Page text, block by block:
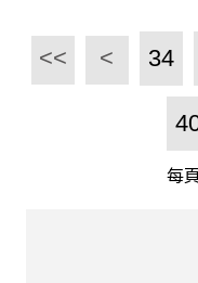
<< < 34
每